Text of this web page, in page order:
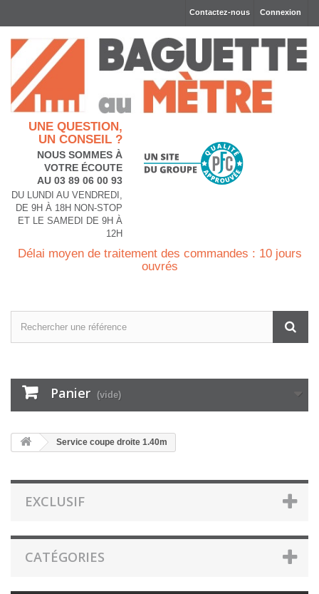
Connexion
Contactez-nous
UNE QUESTION,
UN CONSEIL ?
NOUS SOMMES À
VOTRE ÉCOUTE
AU 03 89 06 00 93
DU LUNDI AU VENDREDI,
DE 9H À 18H NON-STOP
ET LE SAMEDI DE 9H À
12H
Délai moyen de traitement des commandes : 10 jours
ouvrés
Panier (vide)
Service coupe droite 1.40m
EXCLUSIF
CATÉGORIES